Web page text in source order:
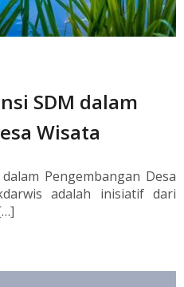
SDM dalam
Wisata
Pengembangan Desa
adalah inisiatif dari